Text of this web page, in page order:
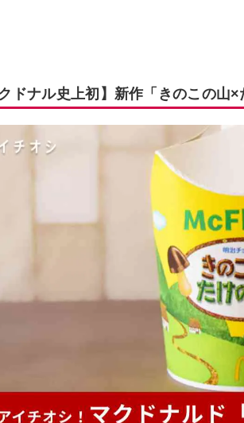
ドナル史上初】新作「きのこの山